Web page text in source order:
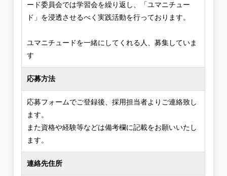
ード委員会では学習会を繰り返し、「ユマニチュー
ド」を浸透させるべく実践活動を行っております。
ユマニチュードを一緒にしてくれる人、募集していま
す
応募方法
応募フォームでご登録後、採用担当者よりご連絡致し
ます。
また資格や経験等などは備考欄に記載をお願いいたし
ます。
連絡先住所